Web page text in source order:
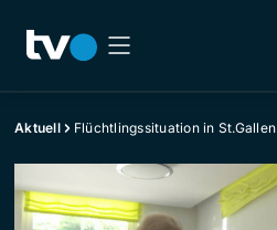
Aktuell Flüchtlingssituation in St.Gallen